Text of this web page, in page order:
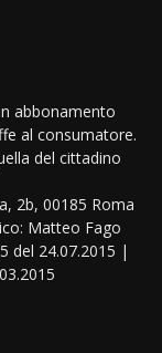
abbonamento
al consumatore.
del cittadino
2b, 00185 Roma
Matteo Fago
del 24.07.2015 |